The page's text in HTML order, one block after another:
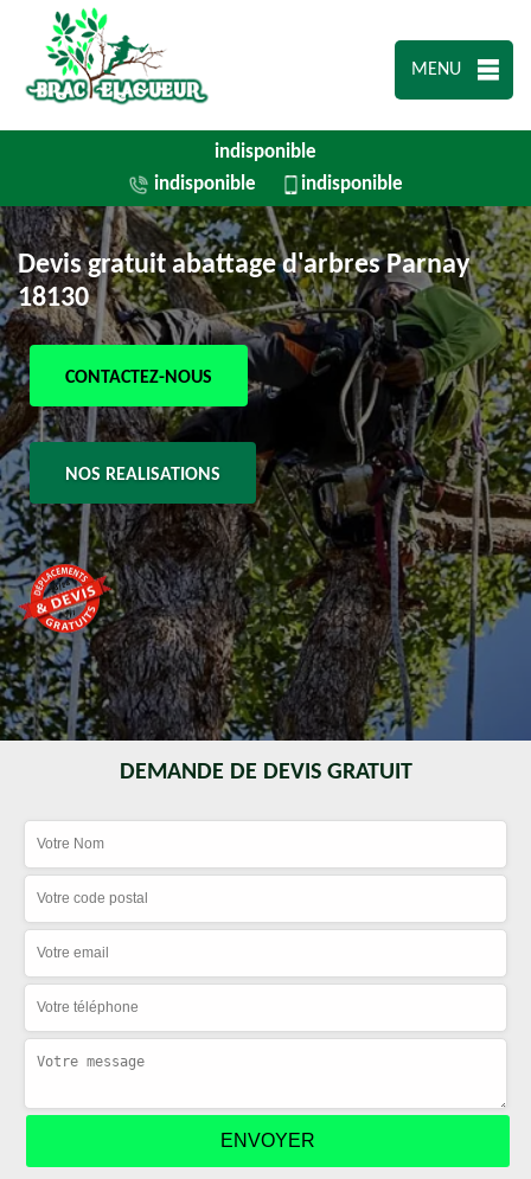
MENU
indisponible
indisponible
indisponible
Devis gratuit abattage d'arbres Parnay
18130
CONTACTEZ-NOUS
NOS REALISATIONS
DEMANDE DE DEVIS GRATUIT